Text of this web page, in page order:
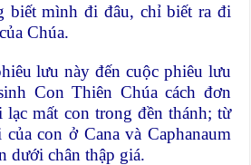
biết mình đi đâu, chỉ biết ra đi
Chúa.
lưu này đến cuộc phiêu lưu
Con Thiên Chúa cách đơn
lạc mất con trong đền thánh; từ
con ở Cana và Caphanaum
dưới chân thập giá.